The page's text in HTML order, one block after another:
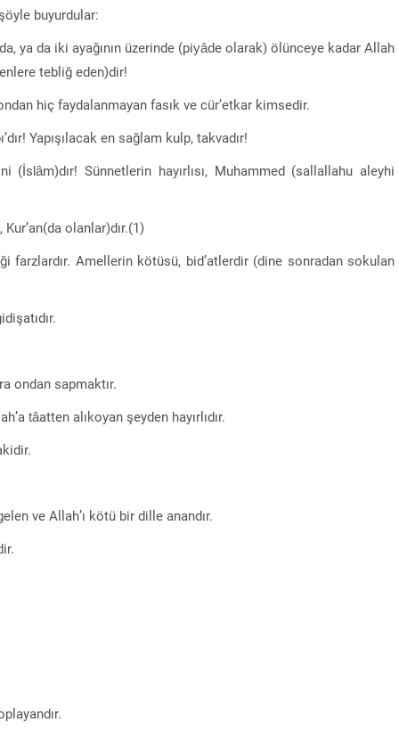
buyurdular:
ya da iki ayağının üzerinde (piyâde olarak) ölünceye kadar Allah
tebliğ eden)dir!
hiç faydalanmayan fasık ve cür’etkar kimsedir.
Yapışılacak en sağlam kulp, takvadır!
(İslâm)dır! Sünnetlerin hayırlısı, Muhammed (sallallahu aleyhi
olanlar)dır.(1)
farzlardır. Amellerin kötüsü, bid’atlerdir (dine sonradan sokulan
ondan sapmaktır.
tâatten alıkoyan şeyden hayırlıdır.
ve Allah’ı kötü bir dille anandır.